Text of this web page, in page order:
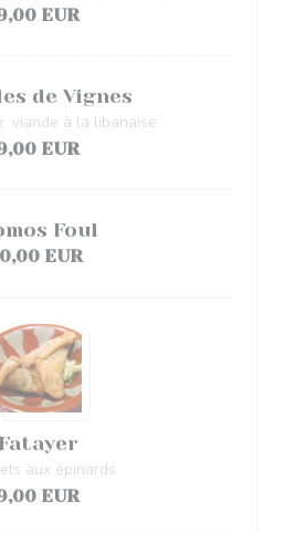
EUR
de Vignes
viande à la libanaise
EUR
Foul
EUR
Fatayer
aux épinards
EUR